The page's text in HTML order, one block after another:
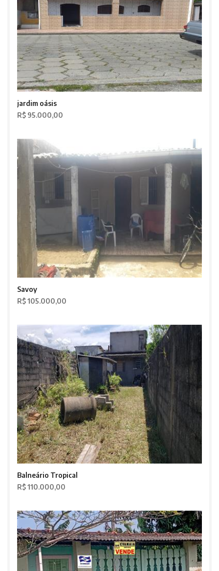
jardim oásis
R$ 95.000,00
Savoy
R$ 105.000,00
Balneário Tropical
R$ 110.000,00